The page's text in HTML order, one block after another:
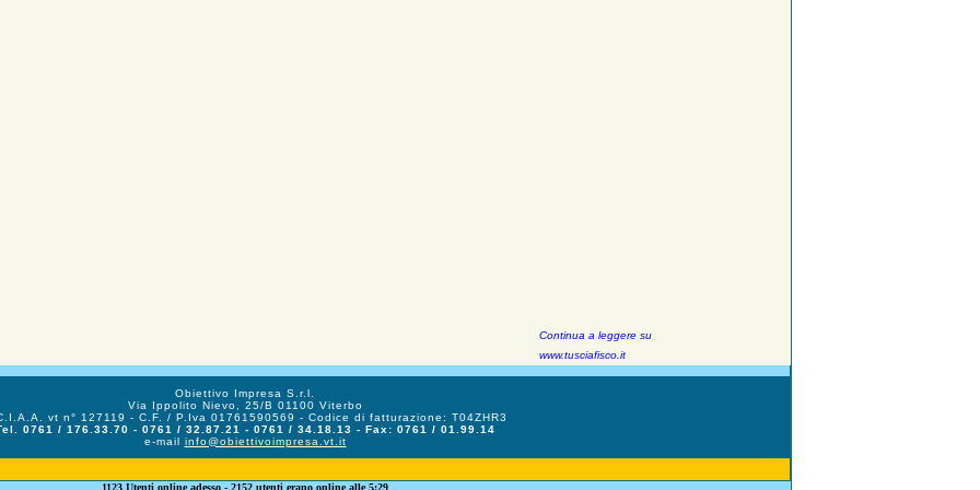
Continua a leggere su
www.tusciafisco.it
Obiettivo Impresa S.r.l.
Via Ippolito Nievo, 25/B 01100 Viterbo
vt n° 127119 - C.F. / P.Iva 01761590569 - Codice di fatturazione: T04ZHR3
0761 / 176.33.70 - 0761 / 32.87.21 - 0761 / 34.18.13 - Fax: 0761 / 01.99.14
e-mail info@obiettivoimpresa.vt.it
1123 Utenti online adesso - 2152 utenti erano online alle 5:29